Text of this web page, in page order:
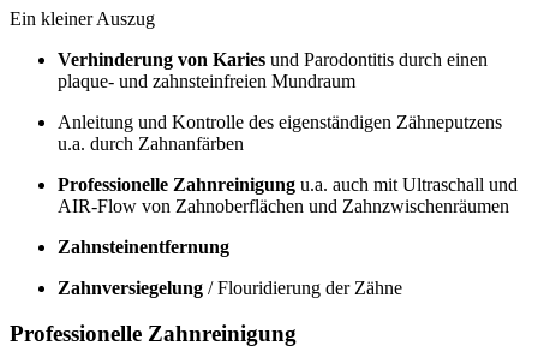
Ein kleiner Auszug
Verhinderung von Karies und Parodontitis durch einen
plaque- und zahnsteinfreien Mundraum
Anleitung und Kontrolle des eigenständigen Zähneputzens
u.a. durch Zahnanfärben
Professionelle Zahnreinigung u.a. auch mit Ultraschall und
AIR-Flow von Zahnoberflächen und Zahnzwischenräumen
Zahnsteinentfernung
Zahnversiegelung / Flouridierung der Zähne
Professionelle Zahnreinigung